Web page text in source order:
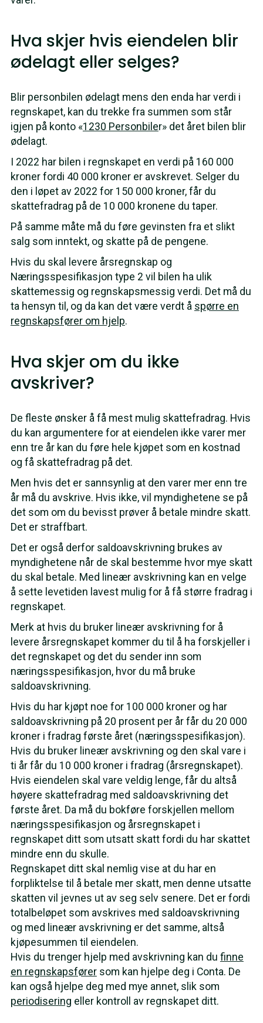
Hva skjer hvis eiendelen blir
ødelagt eller selges?
Blir personbilen ødelagt mens den enda har verdi i
regnskapet, kan du trekke fra summen som står
igjen på konto «1230 Personbiler» det året bilen blir
ødelagt.
I 2022 har bilen i regnskapet en verdi på 160 000
kroner fordi 40 000 kroner er avskrevet. Selger du
den i løpet av 2022 for 150 000 kroner, får du
skattefradrag på de 10 000 kronene du taper.
På samme måte må du føre gevinsten fra et slikt
salg som inntekt, og skatte på de pengene.
Hvis du skal levere årsregnskap og
Næringsspesifikasjon type 2 vil bilen ha ulik
skattemessig og regnskapsmessig verdi. Det må du
ta hensyn til, og da kan det være verdt å spørre en
regnskapsfører om hjelp.
Hva skjer om du ikke
avskriver?
De fleste ønsker å få mest mulig skattefradrag. Hvis
du kan argumentere for at eiendelen ikke varer mer
enn tre år kan du føre hele kjøpet som en kostnad
og få skattefradrag på det.
Men hvis det er sannsynlig at den varer mer enn tre
år må du avskrive. Hvis ikke, vil myndighetene se på
det som om du bevisst prøver å betale mindre skatt.
Det er straffbart.
Det er også derfor saldoavskrivning brukes av
myndighetene når de skal bestemme hvor mye skatt
du skal betale. Med lineær avskrivning kan en velge
å sette levetiden lavest mulig for å få større fradrag i
regnskapet.
Merk at hvis du bruker lineær avskrivning for å
levere årsregnskapet kommer du til å ha forskjeller i
det regnskapet og det du sender inn som
næringsspesifikasjon, hvor du må bruke
saldoavskrivning.
Hvis du har kjøpt noe for 100 000 kroner og har
saldoavskrivning på 20 prosent per år får du 20 000
kroner i fradrag første året (næringsspesifikasjon).
Hvis du bruker lineær avskrivning og den skal vare i
ti år får du 10 000 kroner i fradrag (årsregnskapet).
Hvis eiendelen skal vare veldig lenge, får du altså
høyere skattefradrag med saldoavskrivning det
første året. Da må du bokføre forskjellen mellom
næringsspesifikasjon og årsregnskapet i
regnskapet ditt som utsatt skatt fordi du har skattet
mindre enn du skulle.
Regnskapet ditt skal nemlig vise at du har en
forpliktelse til å betale mer skatt, men denne utsatte
skatten vil jevnes ut av seg selv senere. Det er fordi
totalbeløpet som avskrives med saldoavskrivning
og med lineær avskrivning er det samme, altså
kjøpesummen til eiendelen.
Hvis du trenger hjelp med avskrivning kan du finne
en regnskapsførersom kan hjelpe deg i Conta. De
kan også hjelpe deg med mye annet, slik som
periodisering eller kontroll av regnskapet ditt.